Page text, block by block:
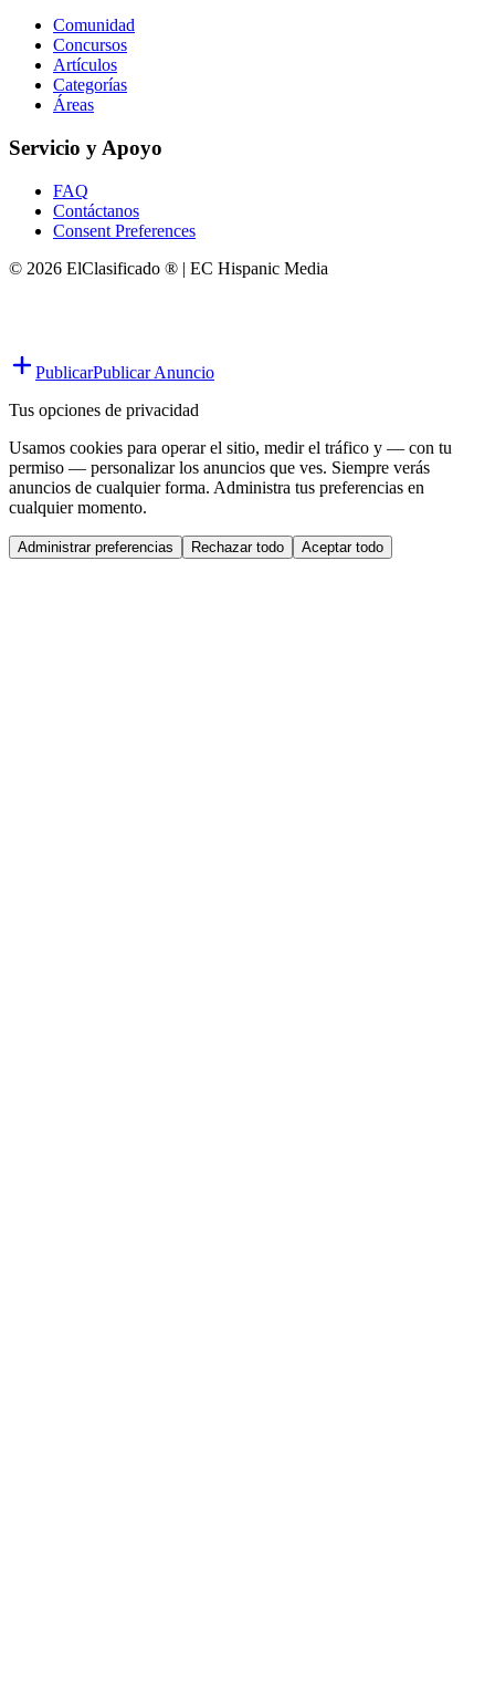
Comunidad
Concursos
Artículos
Categorías
Áreas
Servicio y Apoyo
FAQ
Contáctanos
Consent Preferences
© 2026 ElClasificado ® | EC Hispanic Media
PublicarPublicar Anuncio
Tus opciones de privacidad
Usamos cookies para operar el sitio, medir el tráfico y — con tu
permiso — personalizar los anuncios que ves. Siempre verás
anuncios de cualquier forma. Administra tus preferencias en
cualquier momento.
Administrar preferencias Rechazar todo Aceptar todo